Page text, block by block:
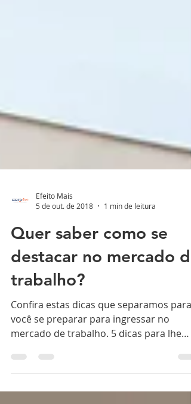
5 de out. de 2018
Quer saber como se
destacar no mercado de
trabalho?
Confira estas dicas que separamos para
você se preparar para ingressar no
mercado de trabalho. 5 dicas para lhe